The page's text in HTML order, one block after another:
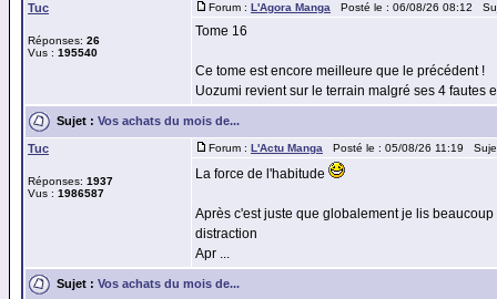
Tuc
Réponses: 26
Vus : 195540
Forum : L'Agora Manga Posté le : 06/08/26 08:12
Tome 16
Ce tome est encore meilleure que le précédent !
Uozumi revient sur le terrain malgré ses 4 fautes
Sujet : Vos achats du mois de...
Tuc
Réponses: 1937
Vus : 1986587
Forum : L'Actu Manga Posté le : 05/08/26 11:19
La force de l'habitude
Après c'est juste que globalement je lis
distraction
Apr ...
Sujet : Vos achats du mois de...